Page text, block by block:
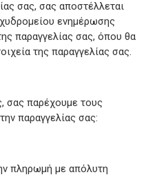
σας, σας αποστέλλεται
ενημέρωσης
παραγγελίας σας, όπου θα
της παραγγελίας σας.
σας παρέχουμε τους
παραγγελίας σας:
πληρωμή με απόλυτη